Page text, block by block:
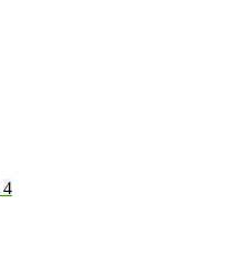
4